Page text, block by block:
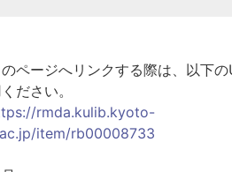
ページへリンクする際は、以下の
ださい。
rmda.kulib.kyoto-
item/rb00008733